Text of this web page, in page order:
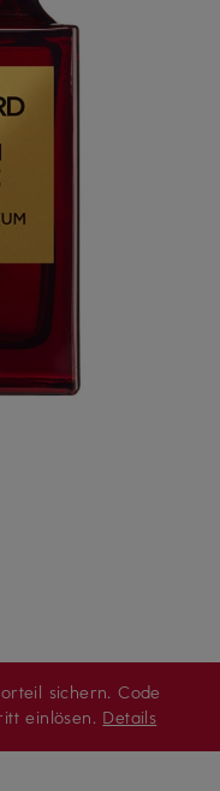
sichern. Code
einlösen. Details